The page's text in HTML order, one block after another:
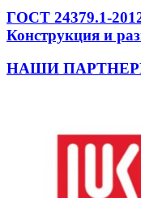
ГОСТ 24379.1-
Конструкция и
НАШИ